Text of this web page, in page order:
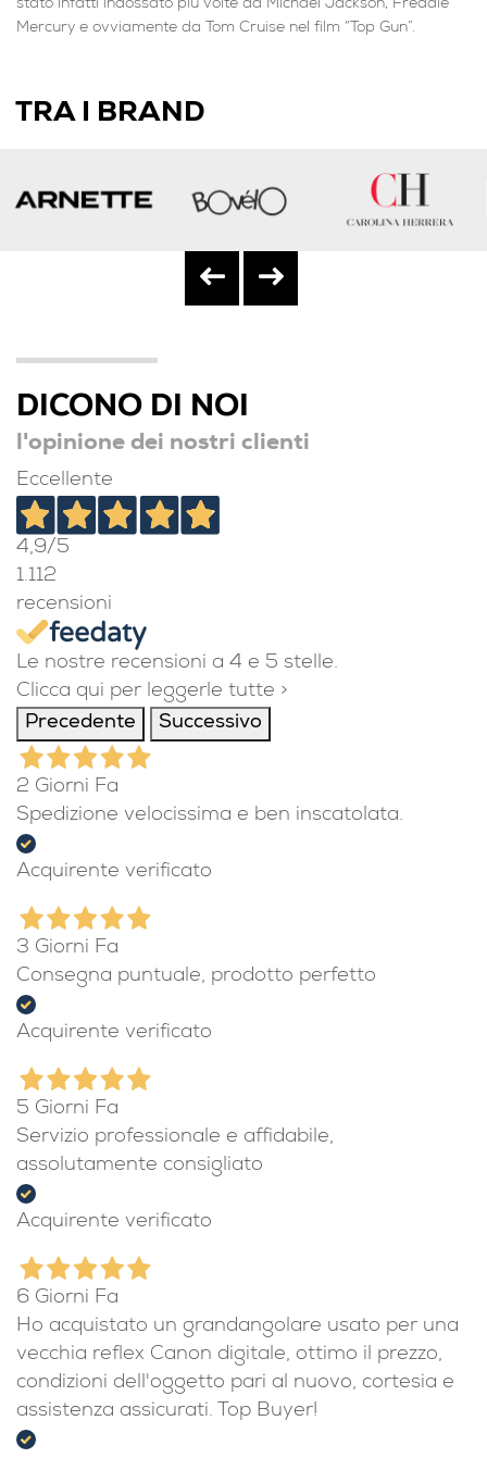
stato infatti indossato più volte da Michael Jackson, Freddie
Mercury e ovviamente da Tom Cruise nel film “Top Gun”.
TRA I BRAND
DICONO DI NOI
l'opinione dei nostri clienti
Eccellente
4,9/5
1.112
recensioni
Le nostre recensioni a 4 e 5 stelle.
Clicca qui per leggerle tutte >
Precedente
Successivo
2 Giorni Fa
Spedizione velocissima e ben inscatolata.
Acquirente verificato
3 Giorni Fa
Consegna puntuale, prodotto perfetto
Acquirente verificato
5 Giorni Fa
Servizio professionale e affidabile,
assolutamente consigliato
Acquirente verificato
6 Giorni Fa
Ho acquistato un grandangolare usato per una
vecchia reflex Canon digitale, ottimo il prezzo,
condizioni dell'oggetto pari al nuovo, cortesia e
assistenza assicurati. Top Buyer!